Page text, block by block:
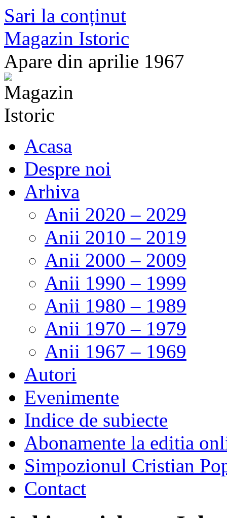
Sari la conținut
Magazin Istoric
Apare din aprilie 1967
Acasa
Despre noi
Arhiva
Anii 2020 – 2029
Anii 2010 – 2019
Anii 2000 – 2009
Anii 1990 – 1999
Anii 1980 – 1989
Anii 1970 – 1979
Anii 1967 – 1969
Autori
Evenimente
Indice de subiecte
Abonamente la editia
Simpozionul Cristian
Contact